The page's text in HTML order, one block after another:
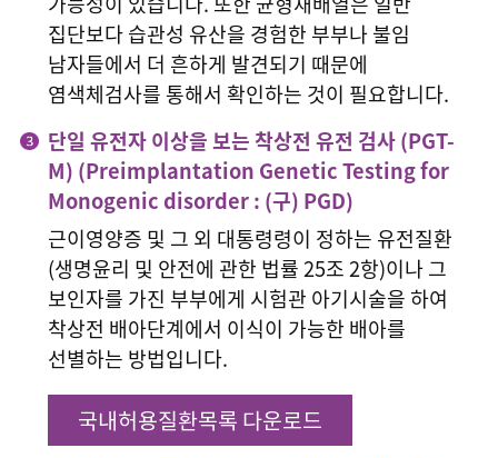
집단보다 습관성 유산을 경험한 부부나 불임
남자들에서 더 흔하게 발견되기 때문에
염색체검사를 통해서 확인하는 것이 필요합니다.
단일 유전자 이상을 보는 착상전 유전 검사 (PGT-
M) (Preimplantation Genetic Testing for
Monogenic disorder : (구) PGD)
근이영양증 및 그 외 대통령령이 정하는 유전질환
(생명윤리 및 안전에 관한 법률 25조 2항)이나 그
보인자를 가진 부부에게 시험관 아기시술을 하여
착상전 배아단계에서 이식이 가능한 배아를
선별하는 방법입니다.
국내허용질환목록 다운로드